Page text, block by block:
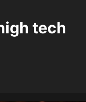
tech